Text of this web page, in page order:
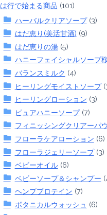
は行で始まる商品 (101)
ハーバルクリアソープ(3)
はだ恵り(美活甘酒) (9)
はだ恵りの湯(5)
ハニーフェイシャルソープ
バランスミルク (4)
ヒーリングモイストソープ
ヒーリングローション (3)
ピュアハニーソープ(7)
フィニッシングクリアーパ
フローラケアローション (6)
フローラジェリーソープ(3)
ベビーオイル(6)
ベビーソープ＆シャンプー
ヘンププロテイン (7)
ボタニカルウォッシュ (6)